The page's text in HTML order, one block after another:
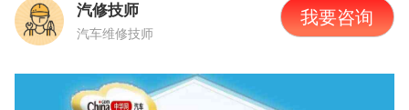
汽修技师
汽车维修技师
我要咨询